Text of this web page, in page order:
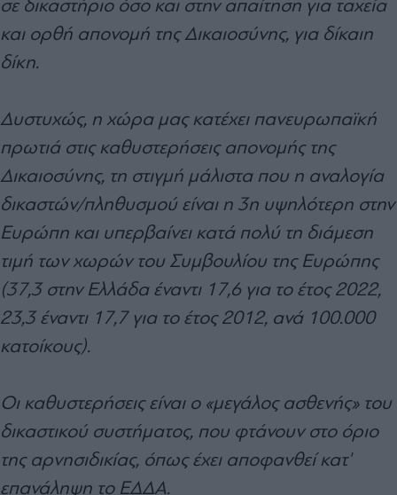
σε δικαστήριο όσο και στην απαίτηση για ταχεία
και ορθή απονομή της Δικαιοσύνης, για δίκαιη
δίκη.
Δυστυχώς, η χώρα μας κατέχει πανευρωπαϊκή
πρωτιά στις καθυστερήσεις απονομής της
Δικαιοσύνης, τη στιγμή μάλιστα που η αναλογία
δικαστών/πληθυσμού είναι η 3η υψηλότερη στην
Ευρώπη και υπερβαίνει κατά πολύ τη διάμεση
τιμή των χωρών του Συμβουλίου της Ευρώπης
(37,3 στην Ελλάδα έναντι 17,6 για το έτος 2022,
23,3 έναντι 17,7 για το έτος 2012, ανά 100.000
κατοίκους).
Οι καθυστερήσεις είναι ο «μεγάλος ασθενής» του
δικαστικού συστήματος, που φτάνουν στο όριο
της αρνησιδικίας, όπως έχει αποφανθεί κατ'
επανάληψη το ΕΔΔΑ.